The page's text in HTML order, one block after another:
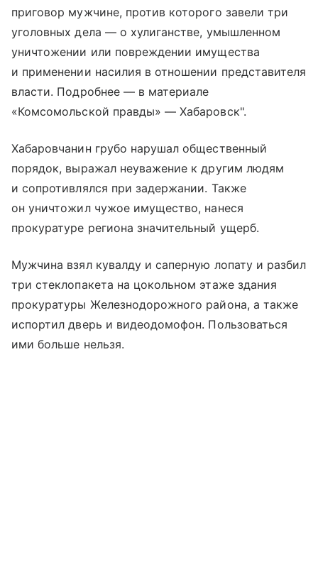
приговор мужчине, против которого завели три
уголовных дела — о хулиганстве, умышленном
уничтожении или повреждении имущества
и применении насилия в отношении представителя
власти. Подробнее — в материале
«Комсомольской правды» — Хабаровск".
Хабаровчанин грубо нарушал общественный
порядок, выражал неуважение к другим людям
и сопротивлялся при задержании. Также
он уничтожил чужое имущество, нанеся
прокуратуре региона значительный ущерб.
Мужчина взял кувалду и саперную лопату и разбил
три стеклопакета на цокольном этаже здания
прокуратуры Железнодорожного района, а также
испортил дверь и видеодомофон. Пользоваться
ими больше нельзя.